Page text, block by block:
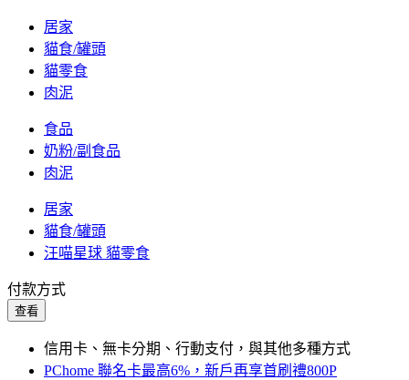
居家
貓食/罐頭
貓零食
肉泥
食品
奶粉/副食品
肉泥
居家
貓食/罐頭
汪喵星球 貓零食
付款方式
查看
信用卡、無卡分期、行動支付，與其他多種方式
PChome 聯名卡最高6%，新戶再享首刷禮800P